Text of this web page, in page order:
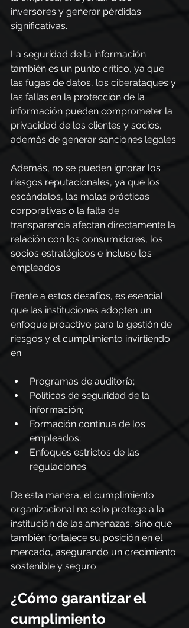
inversores y generar pérdidas
significativas.
La seguridad de la información
también es un punto crítico, ya que
las fugas de datos, los ciberataques y
las fallas en la protección de la
información pueden comprometer la
privacidad de los clientes y socios,
además de generar sanciones legales.
Además, no se pueden ignorar los
riesgos reputacionales, ya que los
escándalos, las malas prácticas
corporativas o la falta de
transparencia afectan directamente la
relación con los consumidores, los
socios estratégicos e incluso los
empleados.
Frente a estos desafíos, es esencial
que las instituciones adopten un
enfoque proactivo para la gestión de
riesgos y el cumplimiento invirtiendo
en:
Programas de auditoría;
Políticas de seguridad de la
información;
Formación continua de los
empleados;
Enfoques estrictos de las
regulaciones.
De esta manera, el cumplimiento
organizacional no solo protege a la
institución de las amenazas, sino que
también fortalece su posición en el
mercado, asegurando un crecimiento
sostenible y seguro.
¿Cómo garantizar el
cumplimiento